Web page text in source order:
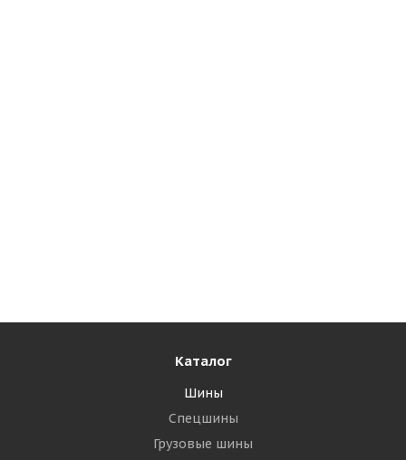
Каталог
Шины
Спецшины
Грузовые шины